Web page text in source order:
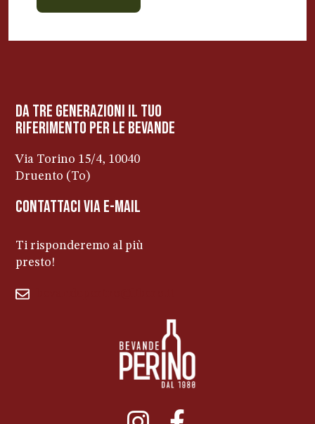
da tre generazioni il tuo
riferimento per le bevanDe
Via Torino 15/4, 10040
Druento (To)
contattaci via e-mail
Ti risponderemo al più
presto!
011ENTERPRISE.COM